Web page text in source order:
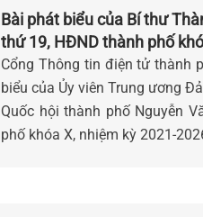
Bài phát biểu của Bí thư
thứ 19, HĐND thành phố
Cổng Thông tin điện tử thành
biểu của Ủy viên Trung ương
Quốc hội thành phố Nguyễn
phố khóa X, nhiệm kỳ 2021-